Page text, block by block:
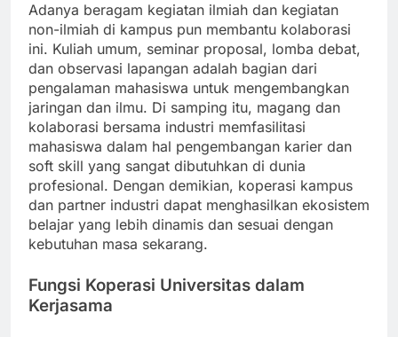
Adanya beragam kegiatan ilmiah dan kegiatan
non-ilmiah di kampus pun membantu kolaborasi
ini. Kuliah umum, seminar proposal, lomba debat,
dan observasi lapangan adalah bagian dari
pengalaman mahasiswa untuk mengembangkan
jaringan dan ilmu. Di samping itu, magang dan
kolaborasi bersama industri memfasilitasi
mahasiswa dalam hal pengembangan karier dan
soft skill yang sangat dibutuhkan di dunia
profesional. Dengan demikian, koperasi kampus
dan partner industri dapat menghasilkan ekosistem
belajar yang lebih dinamis dan sesuai dengan
kebutuhan masa sekarang.
Fungsi Koperasi Universitas dalam
Kerjasama